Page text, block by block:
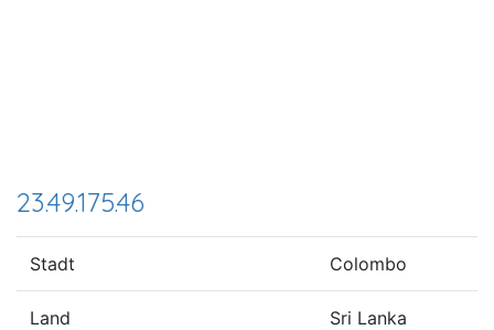
23.49.175.46
Stadt Colombo
Land Sri Lanka